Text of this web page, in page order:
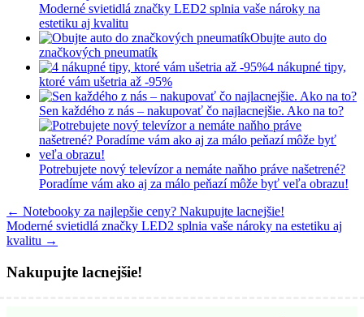
Moderné svietidlá značky LED2 splnia vaše nároky na
estetiku aj kvalitu
Obujte auto do
značkových pneumatík
4 nákupné tipy,
ktoré vám ušetria až -95%
Sen každého z nás – nakupovať čo najlacnejšie. Ako na to?
Potrebujete nový televízor a nemáte naňho práve našetrené?
Poradíme vám ako aj za málo peňazí môže byť veľa obrazu!
← Notebooky za najlepšie ceny? Nakupujte lacnejšie!
Moderné svietidlá značky LED2 splnia vaše nároky na estetiku aj
kvalitu →
Nakupujte lacnejšie!